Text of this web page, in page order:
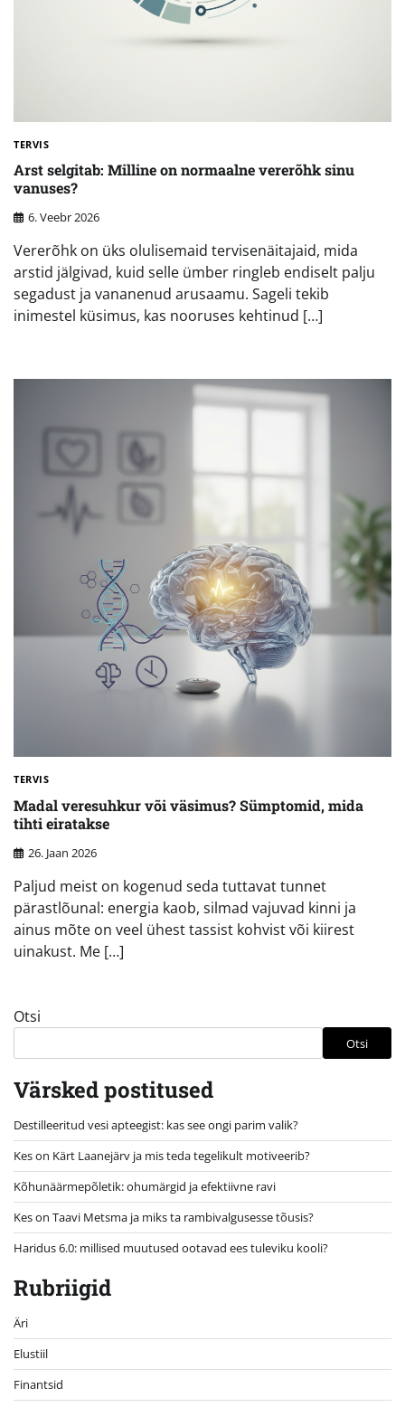
TERVIS
Arst selgitab: Milline on normaalne vererõhk sinu
vanuses?
6. Veebr 2026
Vererõhk on üks olulisemaid tervisenäitajaid, mida
arstid jälgivad, kuid selle ümber ringleb endiselt palju
segadust ja vananenud arusaamu. Sageli tekib
inimestel küsimus, kas nooruses kehtinud […]
TERVIS
Madal veresuhkur või väsimus? Sümptomid, mida
tihti eiratakse
26. Jaan 2026
Paljud meist on kogenud seda tuttavat tunnet
pärastlõunal: energia kaob, silmad vajuvad kinni ja
ainus mõte on veel ühest tassist kohvist või kiirest
uinakust. Me […]
Otsi
Otsi
Värsked postitused
Destilleeritud vesi apteegist: kas see ongi parim valik?
Kes on Kärt Laanejärv ja mis teda tegelikult motiveerib?
Kõhunäärmepõletik: ohumärgid ja efektiivne ravi
Kes on Taavi Metsma ja miks ta rambivalgusesse tõusis?
Haridus 6.0: millised muutused ootavad ees tuleviku kooli?
Rubriigid
Äri
Elustiil
Finantsid